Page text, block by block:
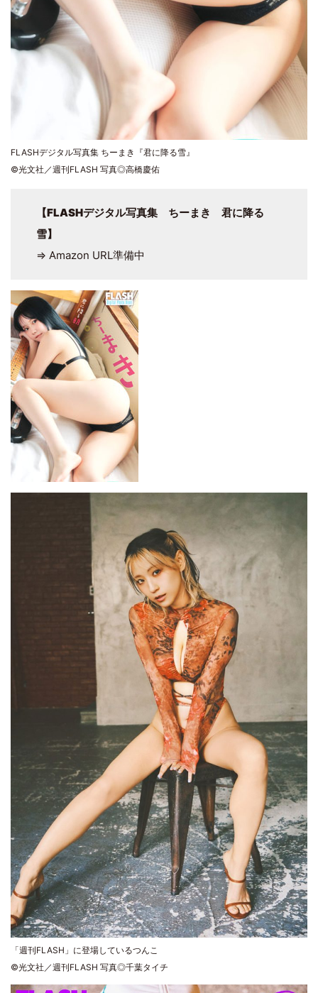
FLASHデジタル写真集 ちーまき『君に降る雪』
©光文社／週刊FLASH 写真◎高橋慶佑
【FLASHデジタル写真集 ちーまき 君に降る
雪】
⇒ Amazon URL準備中
「週刊FLASH」に登場しているつんこ
©光文社／週刊FLASH 写真◎千葉タイチ